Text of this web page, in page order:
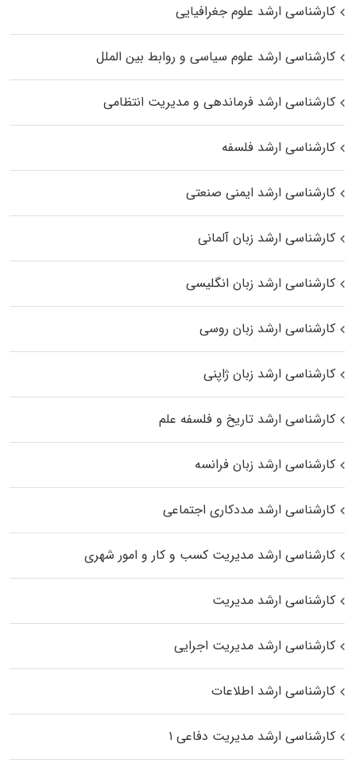
کارشناسی ارشد علوم جغرافیایی
کارشناسی ارشد علوم سیاسی و روابط بین الملل
کارشناسی ارشد فرماندهی و مدیریت انتظامی
کارشناسی ارشد فلسفه
کارشناسی ارشد ایمنی صنعتی
کارشناسی ارشد زبان آلمانی
کارشناسی ارشد زبان انگلیسی
کارشناسی ارشد زبان روسی
کارشناسی ارشد زبان ژاپنی
کارشناسی ارشد تاریخ و فلسفه علم
کارشناسی ارشد زبان فرانسه
کارشناسی ارشد مددکاری اجتماعی
کارشناسی ارشد مدیریت کسب و کار و امور شهری
کارشناسی ارشد مدیریت
کارشناسی ارشد مدیریت اجرایی
کارشناسی ارشد اطلاعات
کارشناسی ارشد مدیریت دفاعی ۱